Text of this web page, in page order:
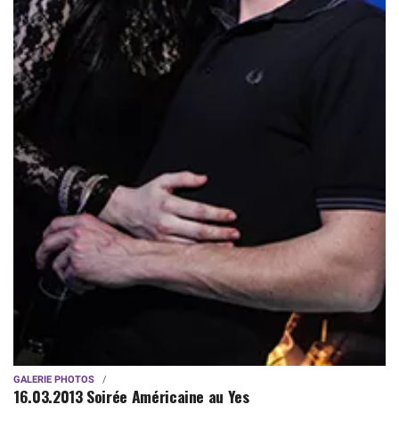
GALERIE PHOTOS
16.03.2013 Soirée Américaine au Yes